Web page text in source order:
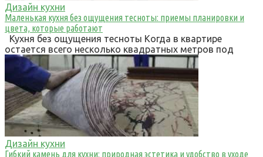
Дизайн кухни
Маленькая кухня без ощущения тесноты: приемы планировки и
цвета, которые работают
Кухня без ощущения тесноты Когда в квартире
остается всего несколько квадратных метров под
Дизайн кухни
Гибкий камень для кухни: природная эстетика и удобство в уходе